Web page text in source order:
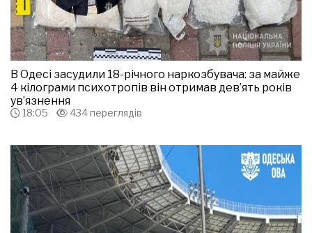
В Одесі засудили 18-річного наркозбувача: за майже
4 кілограми психотропів він отримав дев’ять років
ув’язнення
18:05 434 переглядів